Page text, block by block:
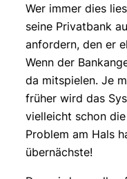
Wer immer dies
seine Privatbank
anfordern, den er
Wenn der
da mitspielen. Je
früher wird das
vielleicht schon
Problem am Hals
übernächste!